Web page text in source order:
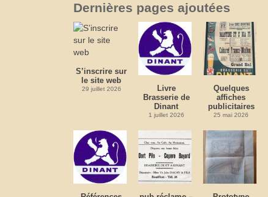
Dernières pages ajoutées
S’inscrire sur
le site web
29 juillet 2026
Livre
Brasserie de
Dinant
1 juillet 2026
Quelques
affiches
publicitaires
25 mai 2026